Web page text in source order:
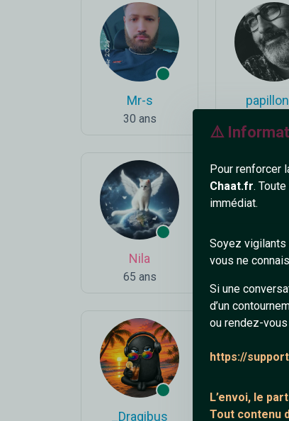
⚠️
Pour renforcer
Chaat.fr.
immédiat.
Soyez vigilants
vous ne
Si une
d’un
ou rendez-vous
https://
L’envoi, le
Tout contenu
Mr-s
30 ans
Nila
65 ans
_Dragibus